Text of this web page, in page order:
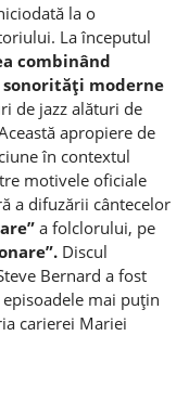
la o
La începutul
combinând
moderne
de jazz alături de
apropiere de
în contextul
motivele oficiale
a difuzării cântecelor
a folclorului, pe
Discul
Bernard a fost
mai puţin
carierei Mariei